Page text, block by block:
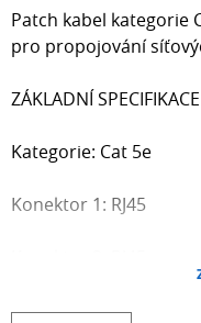
Patch kabel kategorie
pro propojování
ZÁKLADNÍ SPECIFIKACE
Kategorie: Cat 5e
Konektor 1: RJ45
Délka: 3 m